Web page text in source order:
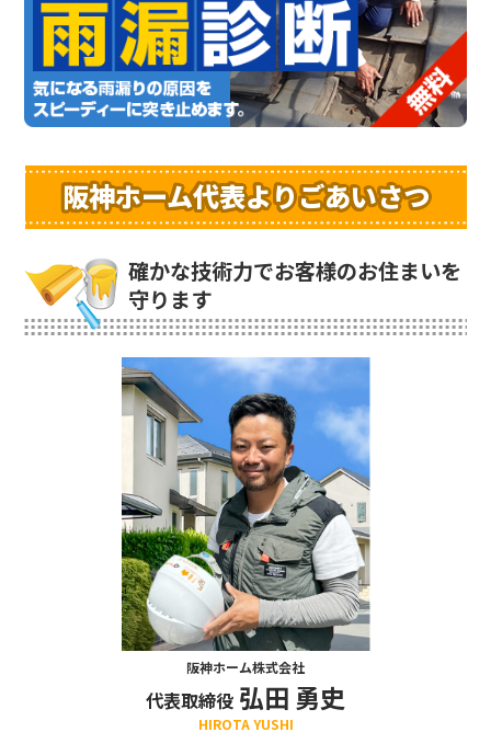
阪神ホーム代表よりごあいさつ
確かな技術力でお客様のお住まいを
守ります
阪神ホーム株式会社
代表取締役 弘田 勇史
HIROTA YUSHI